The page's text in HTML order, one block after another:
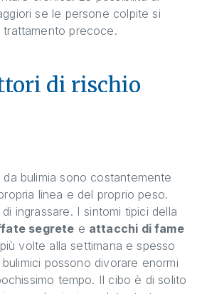
se le persone colpite si
precoce.
di rischio
bulimia sono costantemente
linea e del proprio peso.
ingrassare. I sintomi tipici della
segrete e attacchi di fame
più volte alla settimana e spesso
possono divorare enormi
tempo. Il cibo è di solito